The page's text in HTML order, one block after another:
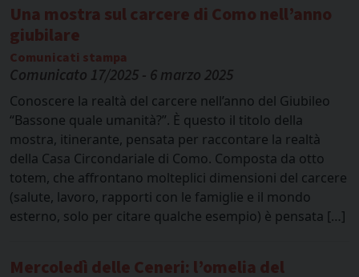
Una mostra sul carcere di Como nell’anno
giubilare
Comunicati stampa
Comunicato 17/2025 - 6 marzo 2025
Conoscere la realtà del carcere nell’anno del Giubileo
“Bassone quale umanità?”. È questo il titolo della
mostra, itinerante, pensata per raccontare la realtà
della Casa Circondariale di Como. Composta da otto
totem, che affrontano molteplici dimensioni del carcere
(salute, lavoro, rapporti con le famiglie e il mondo
esterno, solo per citare qualche esempio) è pensata […]
Mercoledì delle Ceneri: l’omelia del